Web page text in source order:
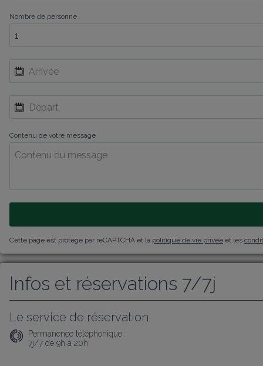
Nombre de personne
Contenu de votre message
Cette page est protégé par reCAPTCHA et la politique de vie privée et les
Infos et réservations 7/7j
Le service de réservation
Permanence téléphonique :
7j/7 de 9h à 20h